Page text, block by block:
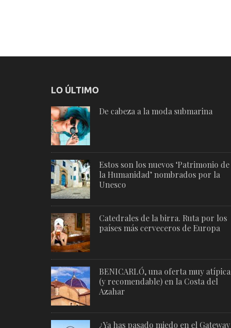
LO ÚLTIMO
De cabeza a la moda submarina
Estos son los nuevos ‘Patrimonio de
la Humanidad’ nombrados por la
Unesco
Catedrales de la birra. Ruta por los
países más cerveceros de Europa
BENICARLÓ, una oferta muy atípica
(y recomendable) en la Costa del
Azahar
¿Ya has pasado miedo en el Gateway